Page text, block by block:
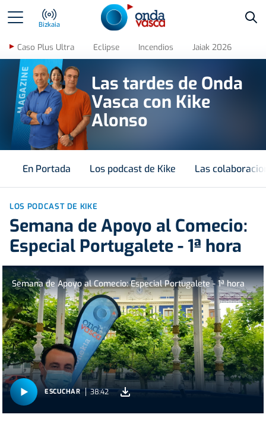
Bizkaia
Caso Plus Ultra Eclipse Incendios Jaiak 2026
MAGAZINE
Las tardes de Onda
Vasca con Kike
Alonso
En Portada Los podcast de Kike Las
LOS PODCAST DE KIKE
Semana de Apoyo al Comecio:
Especial Portugalete - 1ª hora
Semana de Apoyo al Comecio: Especial Portugalete - 1ª hora
ESCUCHAR 38:42